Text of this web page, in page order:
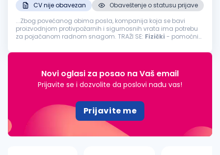
CV nije obavezan
Obaveštenje o statusu prijave
...Zbog povećanog obima posla, kompanija koja se bavi
proizvodnjom protivpožarnih i sigurnosnih vrata ima potrebu
za pojačanom radnom snagom. TRAŽI SE: Fizički - pomoćni
Opis posla: Utovar...
Novi oglasi za posao na Vaš email
Prijavite se i dozvolite da poslovi nađu vas!
Prijavite me